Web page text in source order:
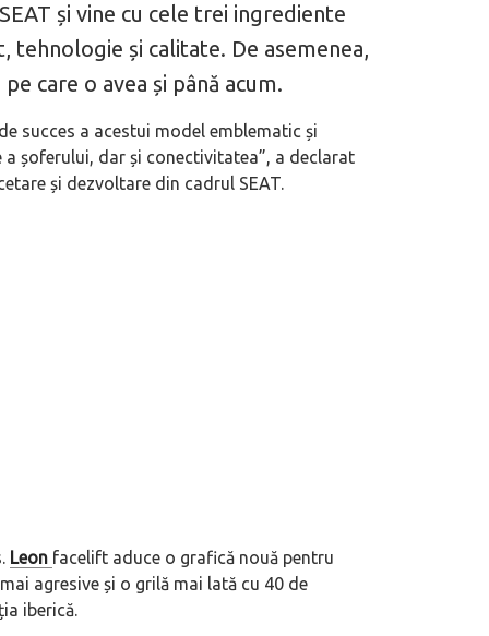
și vine cu cele trei ingrediente
tehnologie și calitate. De asemenea,
care o avea și până acum.
succes a acestui model emblematic și
șoferului, dar și conectivitatea”, a declarat
și dezvoltare din cadrul SEAT.
Leon facelift aduce o grafică nouă pentru
agresive și o grilă mai lată cu 40 de
iberică.